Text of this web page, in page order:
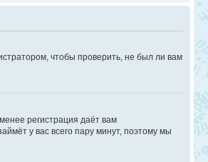
чтобы проверить, не был ли вам
регистрация даёт вам
у вас всего пару минут, поэтому мы